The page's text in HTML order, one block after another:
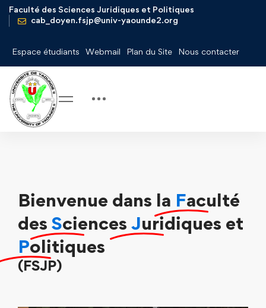
Faculté des Sciences Juridiques et Politiques
cab_doyen.fsjp@univ-yaounde2.org
Espace étudiants Webmail Plan du Site Nous contacter
Bienvenue dans la Faculté
des Sciences Juridiques et
Politiques
(FSJP)